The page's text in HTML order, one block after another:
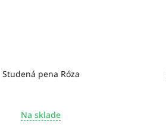
Studená pena Róza
Na sklade